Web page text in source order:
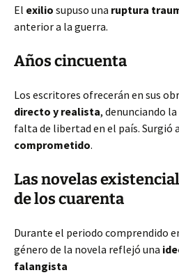
El exilio supuso una ruptura
anterior a la guerra.
Años cincuenta
Los escritores ofrecerán en sus
directo y realista, denunciando la
falta de libertad en el país. Surgió
comprometido.
Las novelas
de los cuarenta
Durante el periodo comprendido
género de la novela reflejó una
falangista